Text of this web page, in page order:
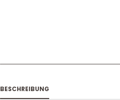
BESCHREIBUNG